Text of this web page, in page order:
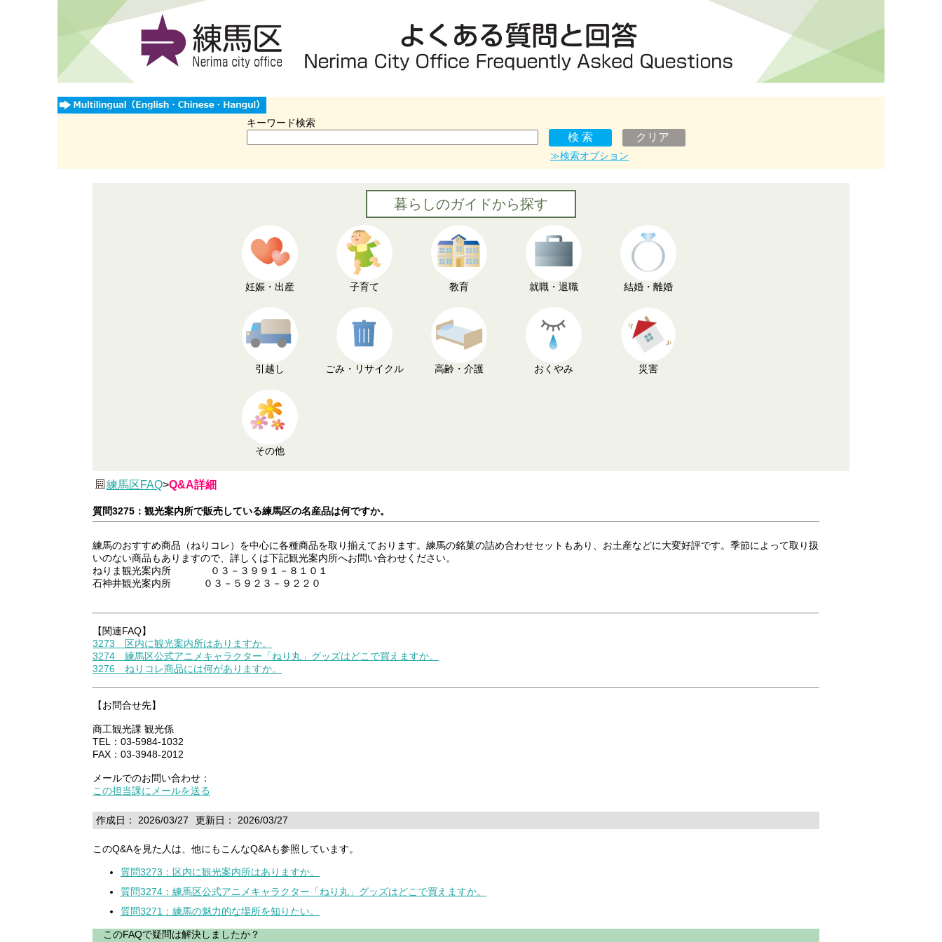
キーワード検索
≫検索オプション
暮らしのガイドから探す
妊娠・出産 子育て 教育 就職・退職 結婚・離婚
引越し ごみ・リサイクル 高齢・介護 おくやみ 災害
その他
練馬区FAQ>Q&A詳細
質問3275：観光案内所で販売している練馬区の名産品は何ですか。
練馬のおすすめ商品（ねりコレ）を中心に各種商品を取り揃えております。練馬の銘菓の詰め合わせセットもあり、お土産などに大変好評です。季節によって取り扱
いのない商品もありますので、詳しくは下記観光案内所へお問い合わせください。
ねりま観光案内所 ０３－３９９１－８１０１
石神井観光案内所 ０３－５９２３－９２２０
【関連FAQ】
3273 区内に観光案内所はありますか。
3274 練馬区公式アニメキャラクター「ねり丸」グッズはどこで買えますか。
3276 ねりコレ商品には何がありますか。
【お問合せ先】
商工観光課 観光係
TEL：03-5984-1032
FAX：03-3948-2012
メールでのお問い合わせ：
この担当課にメールを送る
作成日： 2026/03/27 更新日： 2026/03/27
このQ&Aを見た人は、他にもこんなQ&Aも参照しています。
質問3273：区内に観光案内所はありますか。
質問3274：練馬区公式アニメキャラクター「ねり丸」グッズはどこで買えますか。
質問3271：練馬の魅力的な場所を知りたい。
このFAQで疑問は解決しましたか？